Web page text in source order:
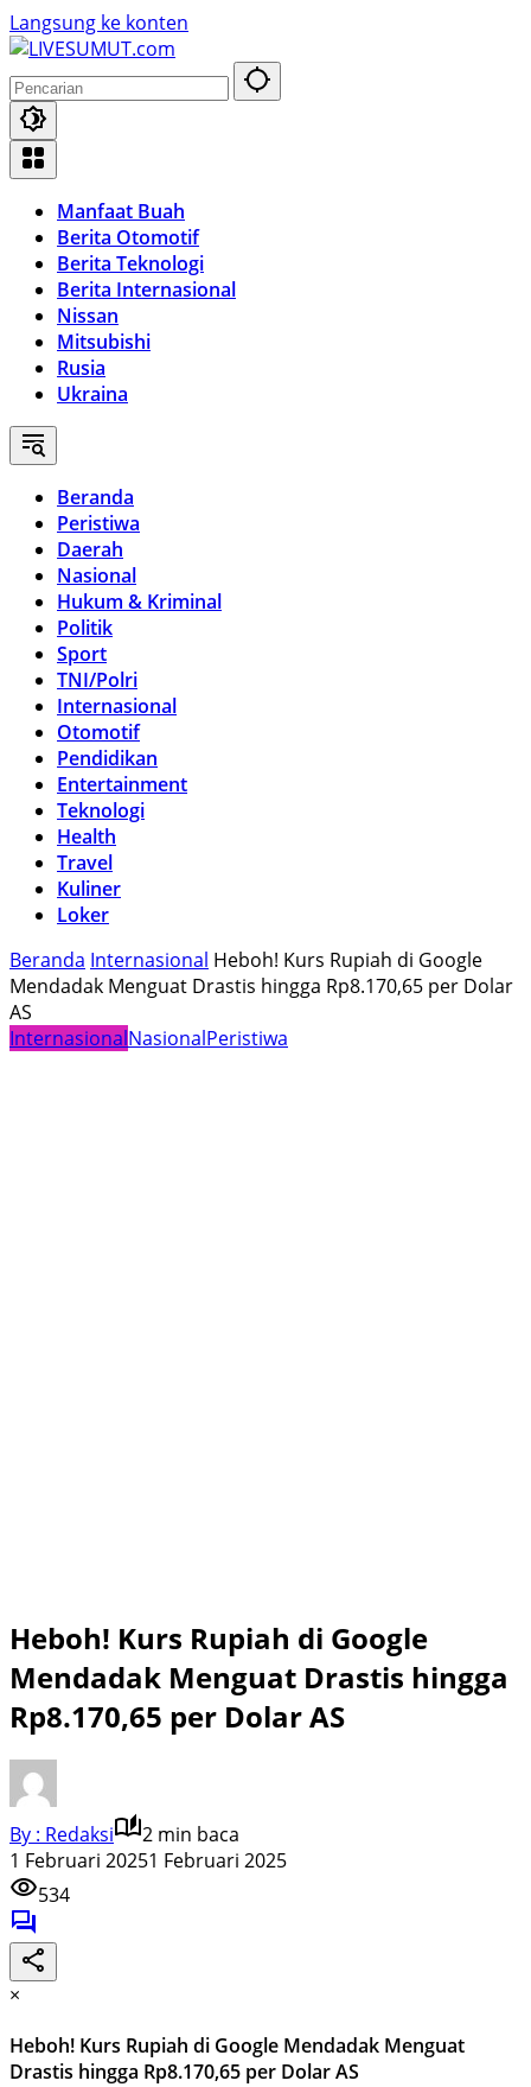
Langsung ke konten
Manfaat Buah
Berita Otomotif
Berita Teknologi
Berita Internasional
Nissan
Mitsubishi
Rusia
Ukraina
Beranda
Peristiwa
Daerah
Nasional
Hukum & Kriminal
Politik
Sport
TNI/Polri
Internasional
Otomotif
Pendidikan
Entertainment
Teknologi
Health
Travel
Kuliner
Loker
Beranda Internasional Heboh! Kurs Rupiah di Google
Mendadak Menguat Drastis hingga Rp8.170,65 per Dolar
AS
InternasionalNasionalPeristiwa
Heboh! Kurs Rupiah di Google
Mendadak Menguat Drastis hingga
Rp8.170,65 per Dolar AS
By : Redaksi
2 min baca
1 Februari 20251 Februari 2025
534
×
Heboh! Kurs Rupiah di Google Mendadak Menguat
Drastis hingga Rp8.170,65 per Dolar AS